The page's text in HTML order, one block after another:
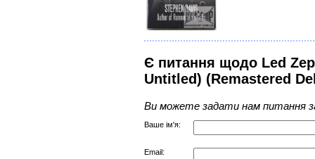
Є питання щодо Led
Untitled) (Remastered
Ви можете задати нам питання
Ваше ім'я:
Email: